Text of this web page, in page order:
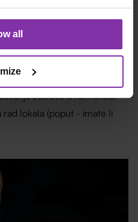
all
sezonu bez grešaka
u printeru
sustava u Remarisu,
lokala (poput - imate li